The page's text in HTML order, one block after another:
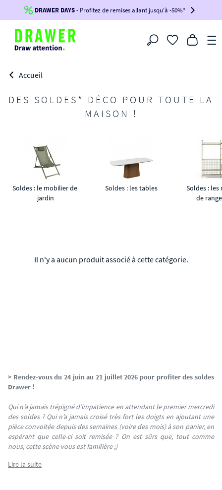
Jusqu'à-100€*sur votre commande !
BIKINI100
-voir conditions en bas de page-
DRAWER DAYS- Profitez de remises allant jusqu'à -50%*
Filtrer
Accueil
DES SOLDES* DÉCO POUR TOUTE LA
MAISON !
Soldes : le mobilier de
jardin
Soldes : les tables
Soldes :
de
Il n'y a aucun produit associé à cette catégorie.
> Rendez-vous du 24 juin au 21 juillet 2026 pour profiter des soldes
Drawer !
Qui n’a jamais trépigné d’impatience en attendant le premier mercredi
des soldes ? Qui n’a jamais croisé très fort les doigts en ajoutant une
pièce convoitée depuis des semaines (voire des mois) à son panier, en
espérant que celle-ci soit remisée ? On est sûrs que, tout comme
nous, cette scène vous est familière ;)
Lire la suite